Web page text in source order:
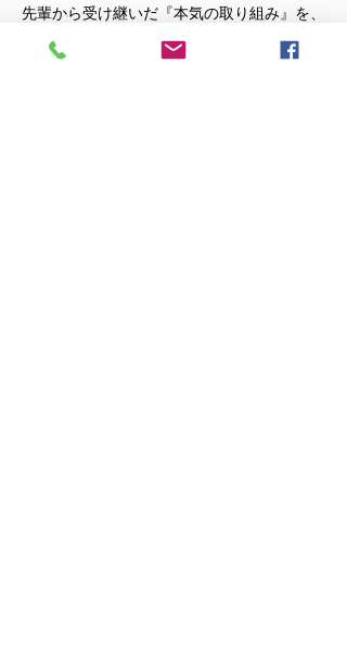
先輩から受け継いだ『本気の取り組み』を、
地域の皆様にこれまで以上に伝えていきたい